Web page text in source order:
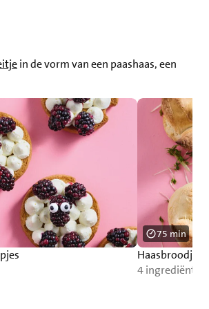
in de vorm van een paashaas, een
Haasbroodjes
4 ingrediënten
75 min